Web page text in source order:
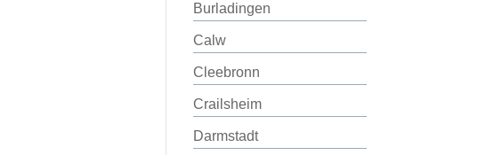
Burladingen
Calw
Cleebronn
Crailsheim
Darmstadt